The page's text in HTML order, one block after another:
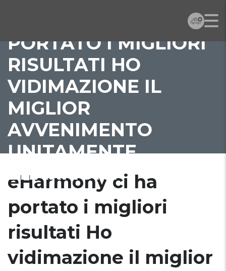
PORTATO I MIGLIORI
RISULTATI HO
VIDIMAZIONE IL
MIGLIOR
AVVENIMENTO
UNITAMENTE
EHARMONY
eHarmony ci ha
portato i migliori
risultati Ho
vidimazione il miglior